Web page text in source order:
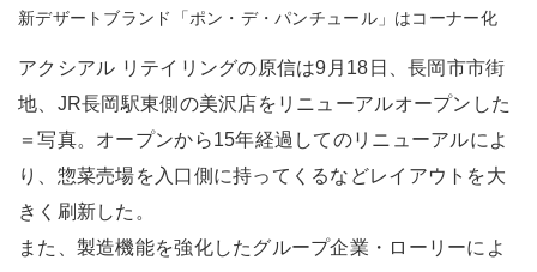
新デザートブランド「ポン・デ・パンチュール」はコーナー化
アクシアル リテイリングの原信は9月18日、長岡市市街
地、JR長岡駅東側の美沢店をリニューアルオープンした
＝写真。オープンから15年経過してのリニューアルによ
り、惣菜売場を入口側に持ってくるなどレイアウトを大
きく刷新した。
また、製造機能を強化したグループ企業・ローリーによ